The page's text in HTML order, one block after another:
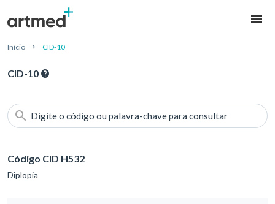
Início CID-10
CID-10
Digite o código ou palavra-chave para consultar
Código CID H532
Diplopia